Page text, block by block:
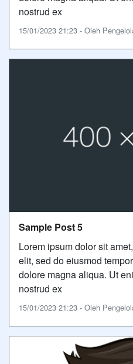
nostrud ex
15/01/2023 21:23 - Oleh
Sample Post 5
Lorem ipsum dolor sit
elit, sed do eiusmod
dolore magna aliqua. Ut
nostrud ex
15/01/2023 21:23 - Oleh